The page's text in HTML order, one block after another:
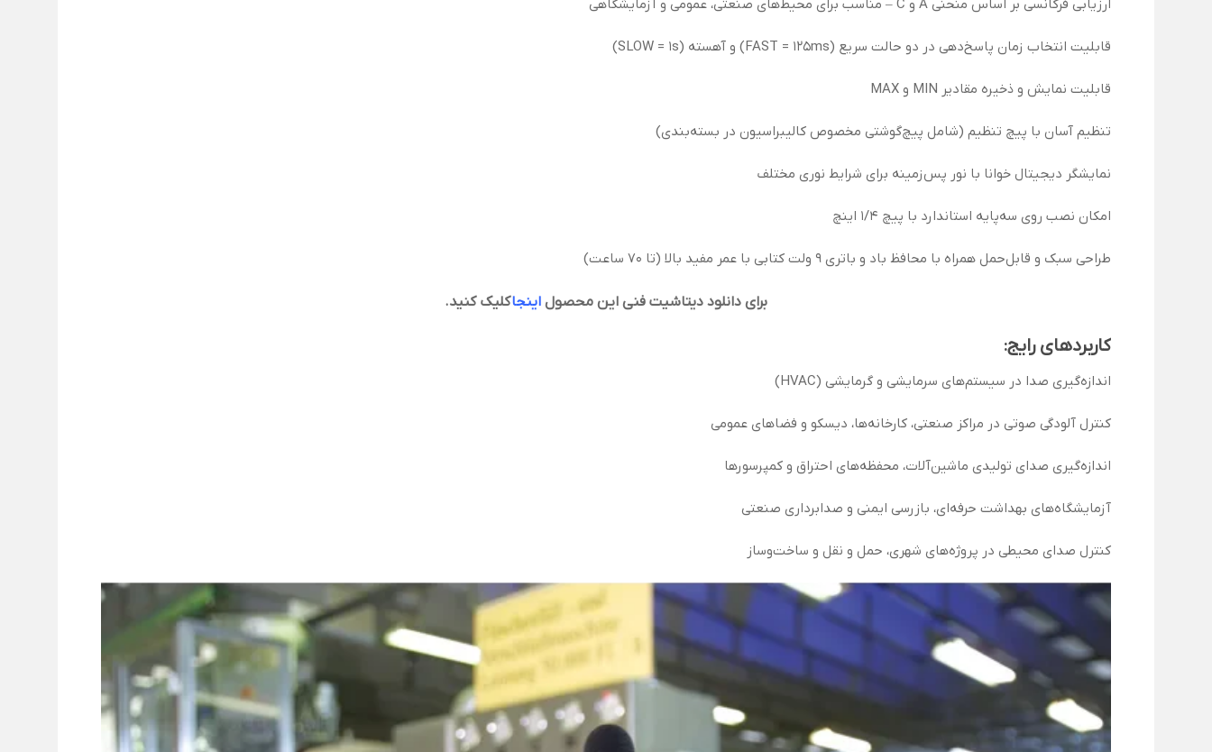
ارزیابی فرکانسی بر اساس منحنی A و C – مناسب برای محیط‌های صنعتی، عمومی و آزمایشگاهی
قابلیت انتخاب زمان پاسخ‌دهی در دو حالت سریع (FAST = 125ms) و آهسته (SLOW = 1s)
قابلیت نمایش و ذخیره مقادیر MIN و MAX
تنظیم آسان با پیچ تنظیم (شامل پیچ‌گوشتی مخصوص کالیبراسیون در بسته‌بندی)
نمایشگر دیجیتال خوانا با نور پس‌زمینه برای شرایط نوری مختلف
امکان نصب روی سه‌پایه استاندارد با پیچ 1/4 اینچ
طراحی سبک و قابل‌حمل همراه با محافظ باد و باتری 9 ولت کتابی با عمر مفید بالا (تا 70 ساعت)
برای دانلود دیتاشیت فنی این محصول اینجاکلیک کنید.
کاربردهای رایج:
اندازه‌گیری صدا در سیستم‌های سرمایشی و گرمایشی (HVAC)
کنترل آلودگی صوتی در مراکز صنعتی، کارخانه‌ها، دیسکو و فضاهای عمومی
اندازه‌گیری صدای تولیدی ماشین‌آلات، محفظه‌های احتراق و کمپرسورها
آزمایشگاه‌های بهداشت حرفه‌ای، بازرسی ایمنی و صدابرداری صنعتی
کنترل صدای محیطی در پروژه‌های شهری، حمل و نقل و ساخت‌وساز